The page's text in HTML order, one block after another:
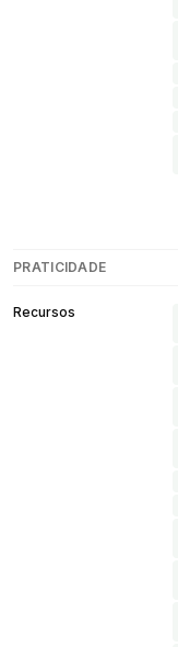
PRATICIDADE
Recursos